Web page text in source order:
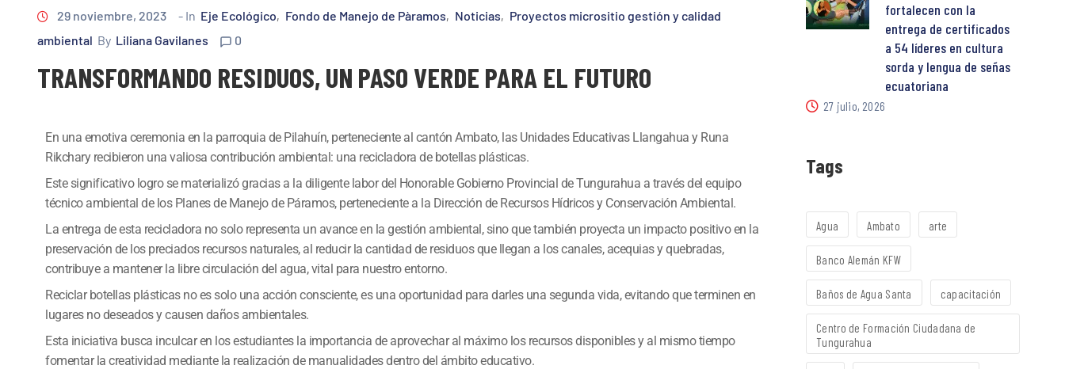
29 noviembre, 2023 - In Eje Ecológico‚ Fondo de Manejo de Pàramos‚ Noticias‚ Proyectos micrositio gestión y calidad
ambiental By Liliana Gavilanes 0
TRANSFORMANDO RESIDUOS, UN PASO VERDE PARA EL FUTURO
En una emotiva ceremonia en la parroquia de Pilahuín, perteneciente al cantón Ambato, las Unidades Educativas Llangahua y Runa
Rikchary recibieron una valiosa contribución ambiental: una recicladora de botellas plásticas.
Este significativo logro se materializó gracias a la diligente labor del Honorable Gobierno Provincial de Tungurahua a través del equipo
técnico ambiental de los Planes de Manejo de Páramos, perteneciente a la Dirección de Recursos Hídricos y Conservación Ambiental.
La entrega de esta recicladora no solo representa un avance en la gestión ambiental, sino que también proyecta un impacto positivo en la
preservación de los preciados recursos naturales, al reducir la cantidad de residuos que llegan a los canales, acequias y quebradas,
contribuye a mantener la libre circulación del agua, vital para nuestro entorno.
Reciclar botellas plásticas no es solo una acción consciente, es una oportunidad para darles una segunda vida, evitando que terminen en
lugares no deseados y causen daños ambientales.
Esta iniciativa busca inculcar en los estudiantes la importancia de aprovechar al máximo los recursos disponibles y al mismo tiempo
fomentar la creatividad mediante la realización de manualidades dentro del ámbito educativo.
fortalecen con la
entrega de certificados
a 54 líderes en cultura
sorda y lengua de señas
ecuatoriana
27 julio, 2026
Tags
Agua Ambato arte
Banco Alemán KFW
Baños de Agua Santa capacitación
Centro de Formación Ciudadana de
Tungurahua